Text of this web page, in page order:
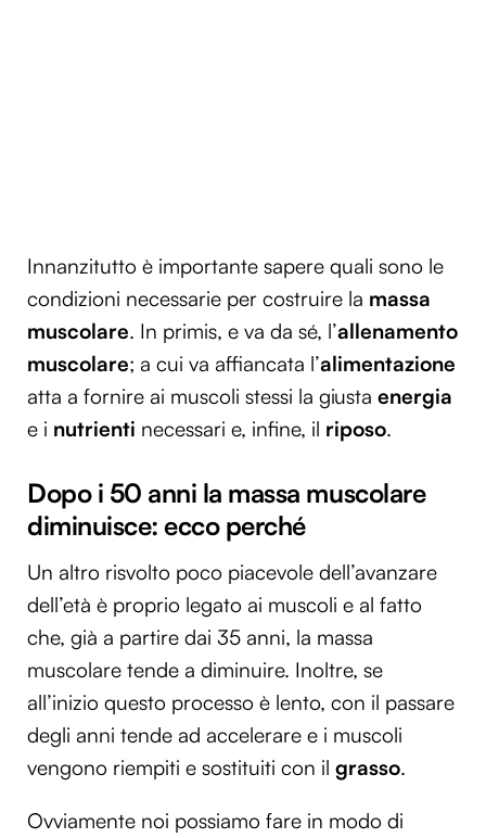
Innanzitutto è importante sapere quali sono le
condizioni necessarie per costruire la massa
muscolare. In primis, e va da sé, l’allenamento
muscolare; a cui va affiancata l’alimentazione
atta a fornire ai muscoli stessi la giusta energia
e i nutrienti necessari e, infine, il riposo.
Dopo i 50 anni la massa muscolare
diminuisce: ecco perché
Un altro risvolto poco piacevole dell’avanzare
dell’età è proprio legato ai muscoli e al fatto
che, già a partire dai 35 anni, la massa
muscolare tende a diminuire. Inoltre, se
all’inizio questo processo è lento, con il passare
degli anni tende ad accelerare e i muscoli
vengono riempiti e sostituiti con il grasso.
Ovviamente noi possiamo fare in modo di